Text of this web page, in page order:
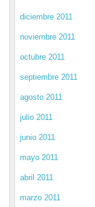
diciembre 2011
noviembre 2011
octubre 2011
septiembre 2011
agosto 2011
julio 2011
junio 2011
mayo 2011
abril 2011
marzo 2011